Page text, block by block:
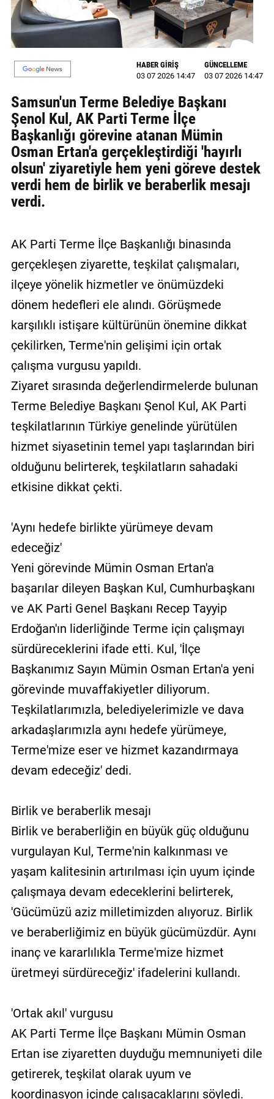
MAGAZİN
GALERİ
VİDEO
YAZARLAR
BİZE
ULAŞIN
Künye
İletişim
HABER GİRİŞ
03 07 2026 14:47
GÜNCELLEME
03 07 2026 14:47
Samsun'un Terme Belediye Başkanı
Şenol Kul, AK Parti Terme İlçe
Başkanlığı görevine atanan Mümin
Osman Ertan'a gerçekleştirdiği 'hayırlı
olsun' ziyaretiyle hem yeni göreve destek
verdi hem de birlik ve beraberlik mesajı
verdi.
AK Parti Terme İlçe Başkanlığı binasında
gerçekleşen ziyarette, teşkilat çalışmaları,
ilçeye yönelik hizmetler ve önümüzdeki
dönem hedefleri ele alındı. Görüşmede
karşılıklı istişare kültürünün önemine dikkat
çekilirken, Terme'nin gelişimi için ortak
çalışma vurgusu yapıldı.
Ziyaret sırasında değerlendirmelerde bulunan
Terme Belediye Başkanı Şenol Kul, AK Parti
teşkilatlarının Türkiye genelinde yürütülen
hizmet siyasetinin temel yapı taşlarından biri
olduğunu belirterek, teşkilatların sahadaki
etkisine dikkat çekti.
'Aynı hedefe birlikte yürümeye devam
edeceğiz'
Yeni görevinde Mümin Osman Ertan'a
başarılar dileyen Başkan Kul, Cumhurbaşkanı
ve AK Parti Genel Başkanı Recep Tayyip
Erdoğan'ın liderliğinde Terme için çalışmayı
sürdüreceklerini ifade etti. Kul, 'İlçe
Başkanımız Sayın Mümin Osman Ertan'a yeni
görevinde muvaffakiyetler diliyorum.
Teşkilatlarımızla, belediyelerimizle ve dava
arkadaşlarımızla aynı hedefe yürümeye,
Terme'mize eser ve hizmet kazandırmaya
devam edeceğiz' dedi.
Birlik ve beraberlik mesajı
Birlik ve beraberliğin en büyük güç olduğunu
vurgulayan Kul, Terme'nin kalkınması ve
yaşam kalitesinin artırılması için uyum içinde
çalışmaya devam edeceklerini belirterek,
'Gücümüzü aziz milletimizden alıyoruz. Birlik
ve beraberliğimiz en büyük gücümüzdür. Aynı
inanç ve kararlılıkla Terme'mize hizmet
üretmeyi sürdüreceğiz' ifadelerini kullandı.
'Ortak akıl' vurgusu
AK Parti Terme İlçe Başkanı Mümin Osman
Ertan ise ziyaretten duyduğu memnuniyeti dile
getirerek, teşkilat olarak uyum ve
koordinasyon içinde çalışacaklarını söyledi.